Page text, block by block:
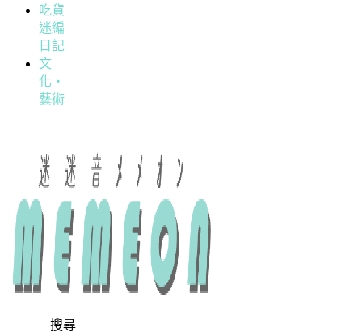
吃貨
迷編
日記
文
化・
藝術
搜尋